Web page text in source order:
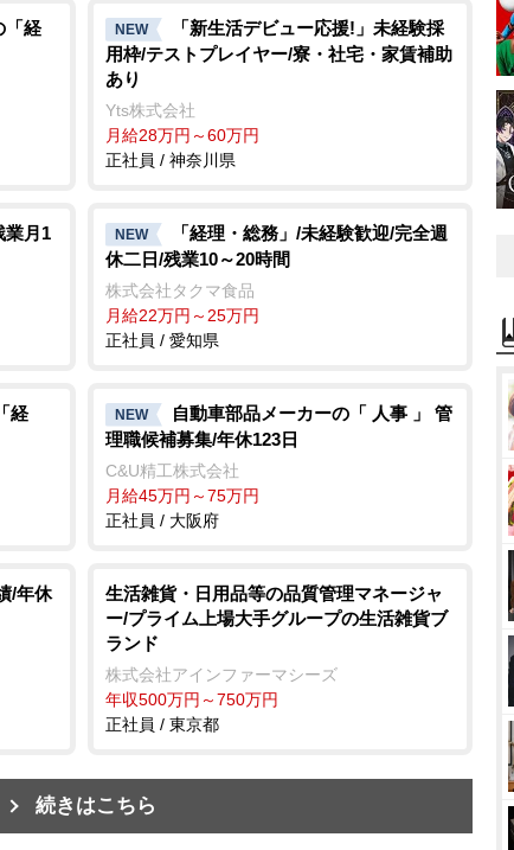
「経
NEW
「新生活デビュー応援!」未経験採
用枠/テストプレイヤー/寮・社宅・家賃補助
あり
Yts株式会社
月給28万円～60万円
正社員 / 神奈川県
業月1
NEW
「経理・総務」/未経験歓迎/完全週
休二日/残業10～20時間
株式会社タクマ食品
月給22万円～25万円
正社員 / 愛知県
経
NEW
自動車部品メーカーの「 人事 」 管
理職候補募集/年休123日
C&U精工株式会社
月給45万円～75万円
正社員 / 大阪府
/年休
生活雑貨・日用品等の品質管理マネージャ
ー/プライム上場大手グループの生活雑貨ブ
ランド
株式会社アインファーマシーズ
年収500万円～750万円
正社員 / 東京都
続きはこちら